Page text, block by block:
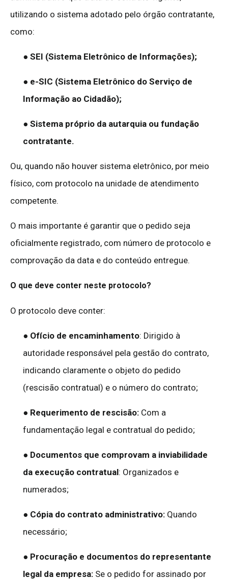
utilizando o sistema adotado pelo órgão contratante,
como:
● SEI (Sistema Eletrônico de Informações);
● e-SIC (Sistema Eletrônico do Serviço de
Informação ao Cidadão);
● Sistema próprio da autarquia ou fundação
contratante.
Ou, quando não houver sistema eletrônico, por meio
físico, com protocolo na unidade de atendimento
competente.
O mais importante é garantir que o pedido seja
oficialmente registrado, com número de protocolo e
comprovação da data e do conteúdo entregue.
O que deve conter neste protocolo?
O protocolo deve conter:
● Ofício de encaminhamento: Dirigido à
autoridade responsável pela gestão do contrato,
indicando claramente o objeto do pedido
(rescisão contratual) e o número do contrato;
● Requerimento de rescisão: Com a
fundamentação legal e contratual do pedido;
● Documentos que comprovam a inviabilidade
da execução contratual: Organizados e
numerados;
● Cópia do contrato administrativo: Quando
necessário;
● Procuração e documentos do representante
legal da empresa: Se o pedido for assinado por